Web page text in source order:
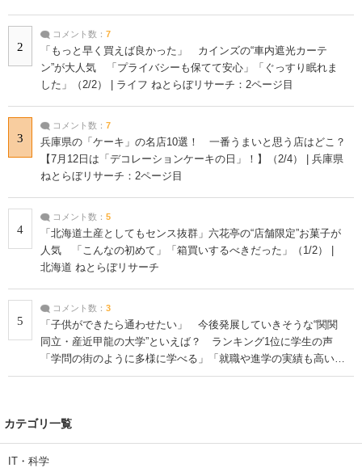
2
コメント数： 7
「もっと早く買えば良かった」 カインズの“車内遮光カーテ
ン”が大人気 「プライバシーも保てて安心」「ぐっすり眠れま
した」（2/2） | ライフ ねとらぼリサーチ：2ページ目
3
コメント数： 7
兵庫県の「ケーキ」の名店10選！ 一番うまいと思う店はどこ？
【7月12日は「デコレーションケーキの日」！】（2/4） | 兵庫県
ねとらぼリサーチ：2ページ目
4
コメント数： 5
「北海道土産としてもセンス抜群」六花亭の“店舗限定”お菓子が
人気 「こんなの初めて」「箱買いするべきだった」（1/2） |
北海道 ねとらぼリサーチ
5
コメント数： 3
「子供ができたら通わせたい」 今後発展していきそうな“関関
同立・産近甲龍の大学”といえば？ ランキング1位に学生の声
「学問の街のように多様に学べる」「就職や進学の実績も高い」
| 大学 ねとらぼリサーチ
カテゴリ一覧
IT・科学